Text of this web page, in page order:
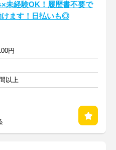
×未経験OK！履歴書不要で
けます！日払いも◎
円
以上